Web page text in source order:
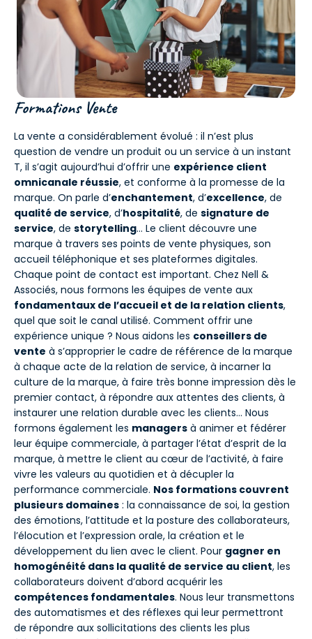
Formations Vente
La vente a considérablement évolué : il n’est plus
question de vendre un produit ou un service à un instant
T, il s’agit aujourd’hui d’offrir une expérience client
omnicanale réussie, et conforme à la promesse de la
marque. On parle d’enchantement, d’excellence, de
qualité de service, d’hospitalité, de signature de
service, de storytelling… Le client découvre une
marque à travers ses points de vente physiques, son
accueil téléphonique et ses plateformes digitales.
Chaque point de contact est important. Chez Nell &
Associés, nous formons les équipes de vente aux
fondamentaux de l’accueil et de la relation clients,
quel que soit le canal utilisé. Comment offrir une
expérience unique ? Nous aidons les conseillers de
vente à s’approprier le cadre de référence de la marque
à chaque acte de la relation de service, à incarner la
culture de la marque, à faire très bonne impression dès le
premier contact, à répondre aux attentes des clients, à
instaurer une relation durable avec les clients… Nous
formons également les managers à animer et fédérer
leur équipe commerciale, à partager l’état d’esprit de la
marque, à mettre le client au cœur de l’activité, à faire
vivre les valeurs au quotidien et à décupler la
performance commerciale. Nos formations couvrent
plusieurs domaines : la connaissance de soi, la gestion
des émotions, l’attitude et la posture des collaborateurs,
l’élocution et l’expression orale, la création et le
développement du lien avec le client. Pour gagner en
homogénéité dans la qualité de service au client, les
collaborateurs doivent d’abord acquérir les
compétences fondamentales. Nous leur transmettons
des automatismes et des réflexes qui leur permettront
de répondre aux sollicitations des clients les plus